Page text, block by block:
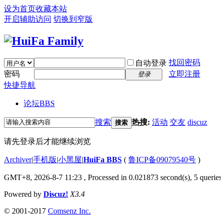
设为首页收藏本站
开启辅助访问 切换到窄版
自动登录 找回密码
密码
登录
立即注册
快捷导航
论坛BBS
搜索 搜索 热搜: 活动 交友 discuz
请先登录后才能继续浏览
Archiver|手机版|小黑屋|HuiFa BBS ( 鲁ICP备09079540号 )
GMT+8, 2026-8-7 11:23 , Processed in 0.021873 second(s), 5
Powered by Discuz! X3.4
© 2001-2017 Comsenz Inc.